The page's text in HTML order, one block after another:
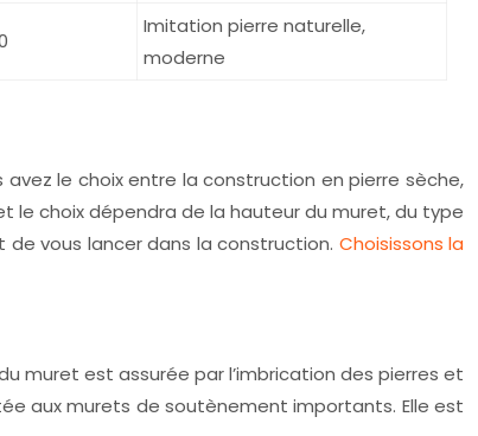
Imitation pierre naturelle,
moderne
le choix entre la construction en pierre sèche,
le choix dépendra de la hauteur du muret, du type
vous lancer dans la construction. Choisissons la
muret est assurée par l’imbrication des pierres et
aux murets de soutènement importants. Elle est